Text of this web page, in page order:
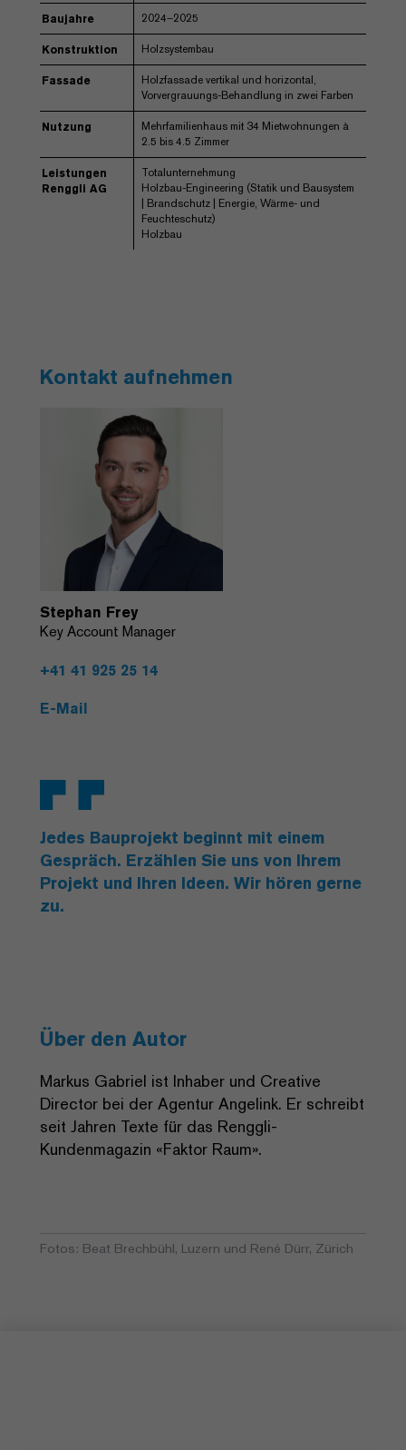
Baujahre 2024–2025
Konstruktion Holzsystembau
Fassade
Holzfassade vertikal und horizontal,
Vorvergrauungs-Behandlung in zwei Farben
Nutzung
Mehrfamilienhaus mit 34 Mietwohnungen à
2.5 bis 4.5 Zimmer
Leistungen
Renggli AG
Totalunternehmung
Holzbau-Engineering (Statik und Bausystem
| Brandschutz | Energie, Wärme- und
Feuchteschutz)
Holzbau
Kontakt aufnehmen
Stephan Frey
Key Account Manager
+41 41 925 25 14
E-Mail
Jedes Bauprojekt beginnt mit einem
Gespräch. Erzählen Sie uns von Ihrem
Projekt und Ihren Ideen. Wir hören gerne
zu.
Über den Autor
Markus Gabriel ist Inhaber und Creative
Director bei der Agentur Angelink. Er schreibt
seit Jahren Texte für das Renggli-
Kundenmagazin «Faktor Raum».
Fotos: Beat Brechbühl, Luzern und René Dürr, Zürich